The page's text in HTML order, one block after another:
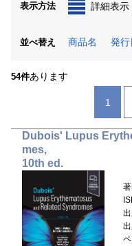
表示方法 詳細表示
並べ替え 商品名 発行
54件あります
1
Dubois' Lupus
mes,
10th ed.